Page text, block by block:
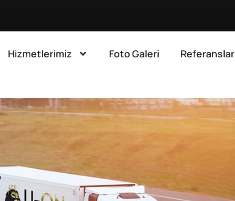
Hizmetlerimiz Foto Galeri Referanslar